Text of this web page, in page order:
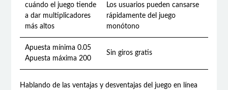
cuándo el juego tiende
a dar multiplicadores
más altos
Los usuarios pueden cansarse
rápidamente del juego
monótono
Apuesta mínima 0.05
Apuesta máxima 200
Sin giros gratis
Hablando de las ventajas y desventajas del juego en línea